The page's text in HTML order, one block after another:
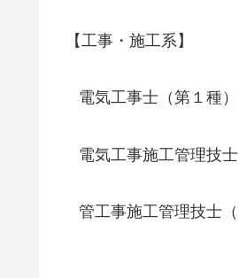
【工事・施工系】
電気工事士（第１種）
電気工事施工管理技士
管工事施工管理技士（